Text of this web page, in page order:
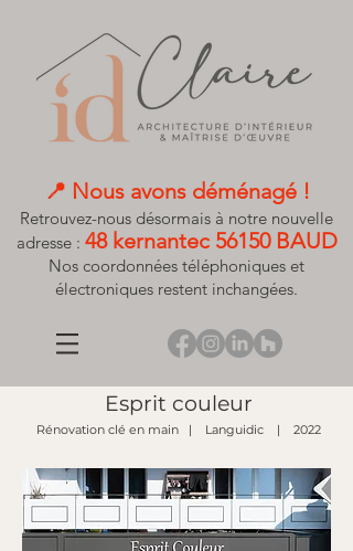
📍 Nous avons déménagé !​
Retrouvez-nous désormais à notre nouvelle
adresse : 48 kernantec 56150 BAUD
Nos coordonnées téléphoniques et
électroniques restent inchangées.
Esprit couleur
Rénovation clé en main | Languidic | 2022